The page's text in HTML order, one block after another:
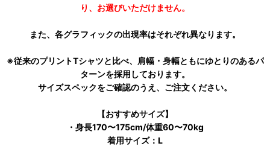
り、お選びいただけません。
また、各グラフィックの出現率はそれぞれ異なります。
※従来のプリントTシャツと比べ、肩幅・身幅ともにゆとりのあるパ
ターンを採用しております。
サイズスペックをご確認のうえ、ご注文ください。
【おすすめサイズ】
・身長170〜175cm/体重60〜70kg
着用サイズ：L